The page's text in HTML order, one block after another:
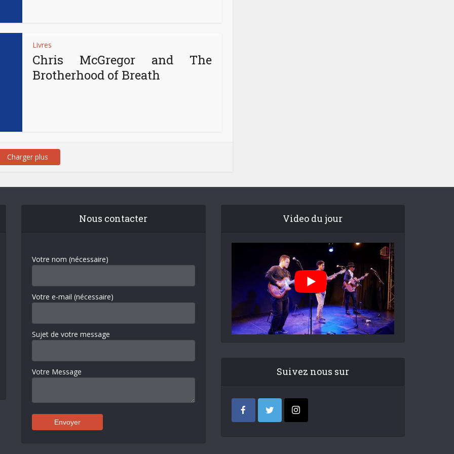
Livres
Chris McGregor and The
Brotherhood of Breath
Charger plus
Nous contacter
Votre nom (nécessaire)
Votre e-mail (nécessaire)
Sujet de votre message
Votre Message
Video du jour
Suivez nous sur